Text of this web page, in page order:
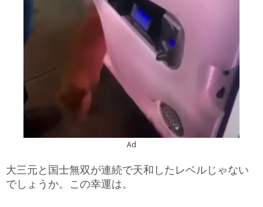
Ad
大三元と国士無双が連続で天和したレベルじゃない
でしょうか。この幸運は。